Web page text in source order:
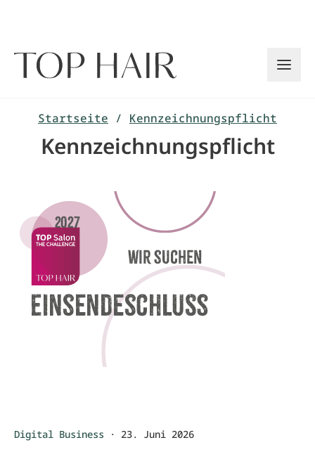
Startseite / Kennzeichnungspflicht
Kennzeichnungspflicht
Digital Business · 23. Juni 2026